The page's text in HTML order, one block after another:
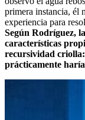
primera instancia, él
experiencia para
Según Rodríguez,
características
recursividad criolla:
prácticamente